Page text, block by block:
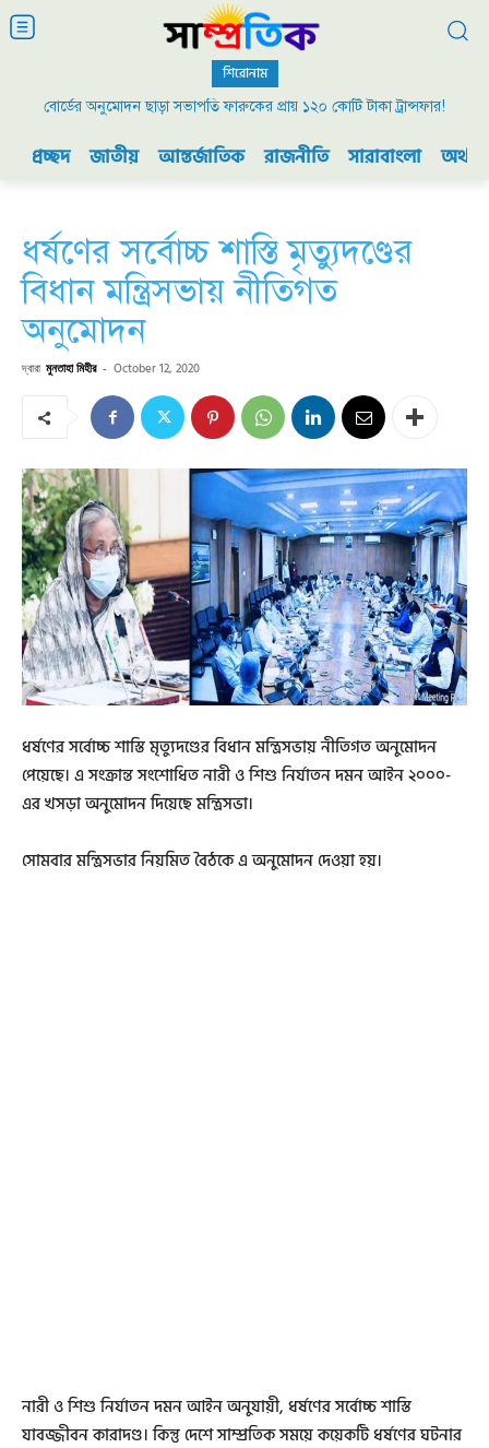
শিরোনাম
বোর্ডের অনুমোদন ছাড়া সভাপতি ফারুকের প্রায় ১২০ কোটি টাকা ট্রান্সফার!
প্রচ্ছদ জাতীয় আন্তর্জাতিক রাজনীতি সারাবাংলা
ধর্ষণের সর্বোচ্চ শাস্তি মৃত্যুদণ্ডের
বিধান মন্ত্রিসভায় নীতিগত
অনুমোদন
দ্বারা মুনতাহা মিহীর - October 12, 2020
ধর্ষণের সর্বোচ্চ শাস্তি মৃত্যুদণ্ডের বিধান মন্ত্রিসভায় নীতিগত অনুমোদন
পেয়েছে। এ সংক্রান্ত সংশোধিত নারী ও শিশু নির্যাতন দমন আইন ২০০০-
এর খসড়া অনুমোদন দিয়েছে মন্ত্রিসভা।
সোমবার মন্ত্রিসভার নিয়মিত বৈঠকে এ অনুমোদন দেওয়া হয়।
নারী ও শিশু নির্যাতন দমন আইন অনুযায়ী, ধর্ষণের সর্বোচ্চ শাস্তি
যাবজ্জীবন কারাদণ্ড। কিন্তু দেশে সাম্প্রতিক সময়ে কয়েকটি ধর্ষণের ঘটনার